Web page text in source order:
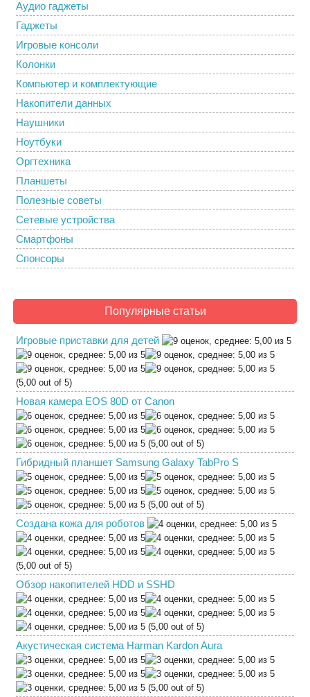
Аудио гаджеты
Гаджеты
Игровые консоли
Колонки
Компьютер и комплектующие
Накопители данных
Наушники
Ноутбуки
Оргтехника
Планшеты
Полезные советы
Сетевые устройства
Смартфоны
Спонсоры
Популярные статьи
Игровые приставки для детей
(5,00 out of 5)
Новая камера EOS 80D от Canon
(5,00 out of 5)
Гибридный планшет Samsung Galaxy TabPro S
(5,00 out of 5)
Создана кожа для роботов
(5,00 out of 5)
Обзор накопителей HDD и SSHD
(5,00 out of 5)
Акустическая система Harman Kardon Aura
(5,00 out of 5)